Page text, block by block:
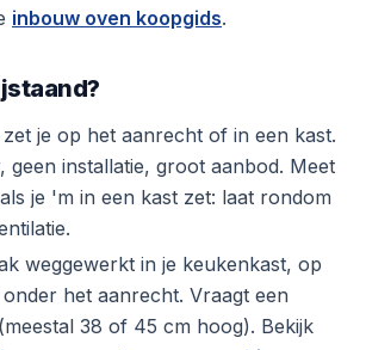
inbouw oven koopgids.
je op het aanrecht of in een kast.
geen installatie, groot aanbod. Meet
je 'm in een kast zet: laat rondom
weggewerkt in je keukenkast, op
het aanrecht. Vraagt een
38 of 45 cm hoog). Bekijk